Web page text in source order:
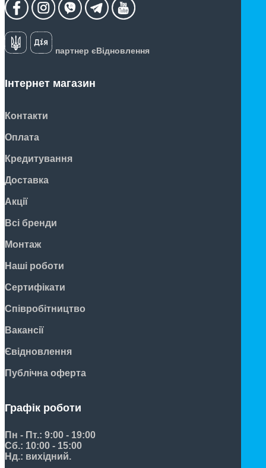
партнер єВідновлення
Інтернет магазин
Контакти
Оплата
Кредитування
Доставка
Акції
Всі бренди
Монтаж
Наші роботи
Сертифікати
Співробітництво
Вакансії
Євідновлення
Публічна оферта
Графік роботи
Пн - Пт.: 9:00 - 19:00
Сб.: 10:00 - 15:00
Нд.: вихідний.